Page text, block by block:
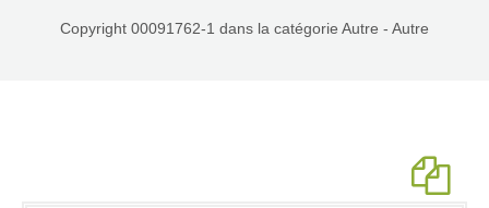
Copyright 00091762-1 dans la catégorie Autre - Autre